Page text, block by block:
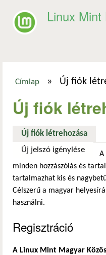
Linux
Jelenlegi hely
Címlap » Új fiók
Új fiók
Új fiók létrehozása
Új jelszó igénylése
A
minden hozzászólás és
tartalmazhat kis és
Célszerű a magyar
használni.
Regisztráció
A Linux Mint Magyar